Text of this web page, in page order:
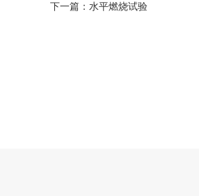
下一篇： 水平燃烧试验